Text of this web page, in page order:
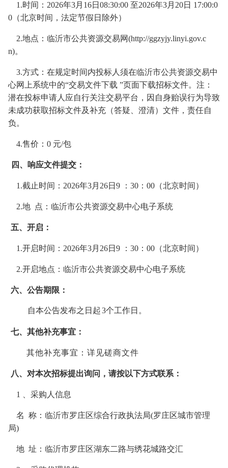
1.时间： 2026年3月 16日 08:30:00 至2026年3月 20日 17:00:0
0（北京时间，法定节假日除外）
2.地点：临沂市公共资源交易网(http://ggzyjy.linyi.gov.c
n)。
3.方式：在规定时间内投标人须在临沂市公共资源交易中
心网上系统中的“交易文件下载 ”页面下载招标文件。注：
潜在投标申请人应自行关注交易平台，因自身贻误行为导致
未成功获取招标文件及补充（答疑、澄清）文件，责任自
负。
4.售价：0 元/包
四、响应文件提交：
1.截止时间：2026年3月 26日 9 ： 30 ： 00（北京时间）
2.地 点：临沂市公共资源交易中心电子系统
五、开启：
1.开启时间： 2026年3月 26日 9 ： 30 ： 00 （北京时间）
2.开启地点：临沂市公共资源交易中心电子系统
六、公告期限：
自本公告发布之日起3个工作日。
七、其他补充事宜：
其他补充事宜：详见磋商文件
八、对本次招标提出询问，请按以下方式联系：
1 、采购人信息
名 称： 临沂市罗庄区综合行政执法局(罗庄区城市管理
局)
地 址： 临沂市罗庄区湖东二路与绣花城路交汇